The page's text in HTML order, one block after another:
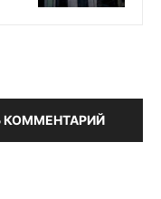
КОММЕНТАРИЙ